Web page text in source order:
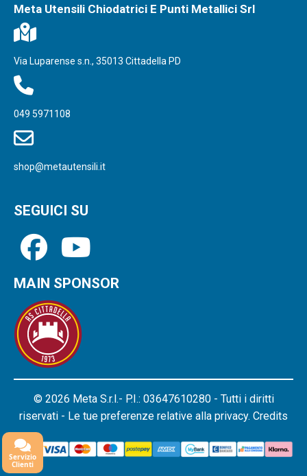
Meta Utensili Chiodatrici E Punti Metallici Srl
Via Luparense s.n., 35013 Cittadella PD
049 5971108
shop@metautensili.it
SEGUICI SU
MAIN SPONSOR
© 2026 Meta S.r.l.- P.I.: 03647610280 - Tutti i diritti
riservati - Le tue preferenze relative alla privacy. Credits
Servizio
Clienti